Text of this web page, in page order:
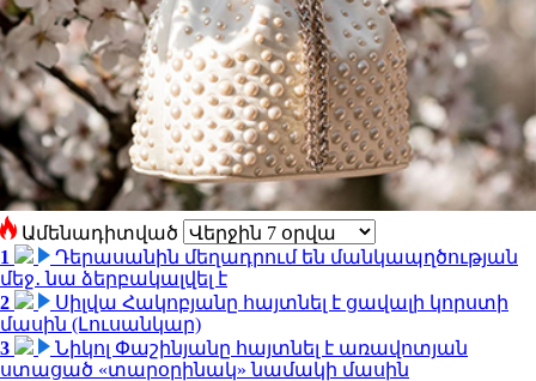
Ամենադիտված
1
Դերասանին մեղադրում են մանկապղծության
մեջ․ նա ձերբակալվել է
2
Սիլվա Հակոբյանը հայտնել է ցավալի կորստի
մասին (Լուսանկար)
3
Նիկոլ Փաշինյանը հայտնել է առավոտյան
ստացած «տարօրինակ» նամակի մասին